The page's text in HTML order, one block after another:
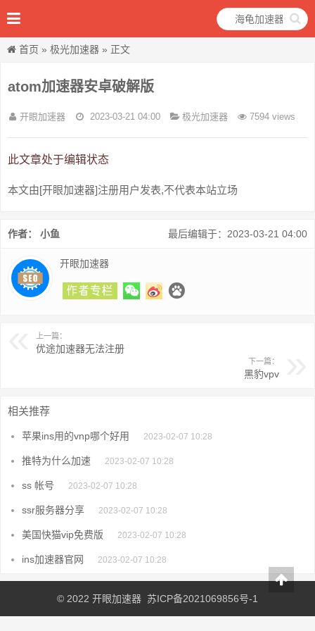
首页 » 极光加速器 » 正文
atom加速器安卓破解版
开眼加速器 2023-03-21 04:00 极光加速器 7594 views
此文章处于编辑状态
本文由[开眼加速器]注册用户发表,不代表本站立场
最后编辑于：2023-03-21 04:00
作者： 小鱼
开眼加速器
上一篇：
优途加速器无法注册
下一篇：
黑豹vpv
相关推荐
苹果ins用的vnp哪个好用 2023-02-07 10:28
推特为什么加速 2023-02-07 10:28
ss 帐号 2023-02-07 10:28
ssr服务器分享 2023-02-07 10:28
美国快猫vip免费版 2023-02-07 10:28
ins加速器官网 2023-02-07 10:28
© 2022 开眼加速器 苏ICP备2021069856号-1